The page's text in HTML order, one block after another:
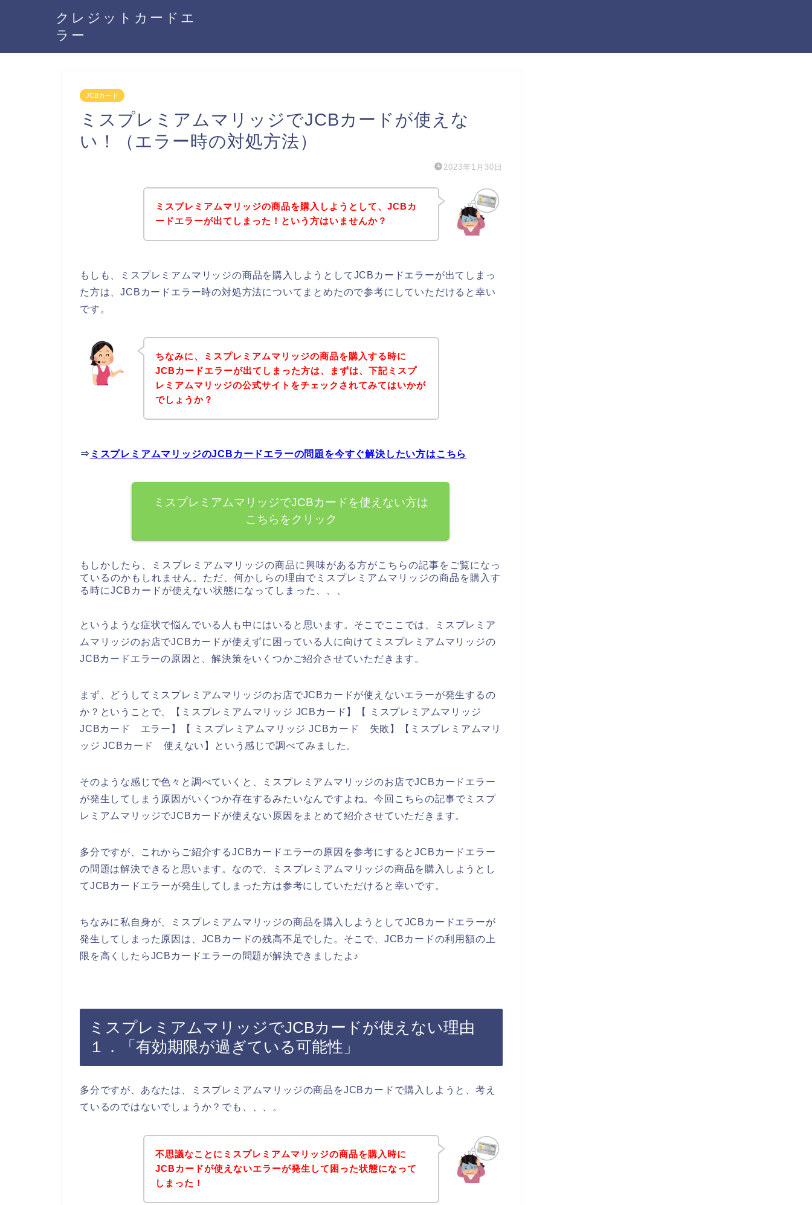
クレジットカードエ
ラー
JCBカード
ミスプレミアムマリッジでJCBカードが使えな
い！（エラー時の対処方法）
2023年1月30日
ミスプレミアムマリッジの商品を購入しようとして、JCBカ
ードエラーが出てしまった！という方はいませんか？
もしも、ミスプレミアムマリッジの商品を購入しようとしてJCBカードエラーが出てしまっ
た方は、JCBカードエラー時の対処方法についてまとめたので参考にしていただけると幸い
です。
ちなみに、ミスプレミアムマリッジの商品を購入する時に
JCBカードエラーが出てしまった方は、まずは、下記ミスプ
レミアムマリッジの公式サイトをチェックされてみてはいかが
でしょうか？
⇒ ミスプレミアムマリッジのJCBカードエラーの問題を今すぐ解決したい方はこちら
ミスプレミアムマリッジでJCBカードを使えない方は
こちらをクリック
もしかしたら、ミスプレミアムマリッジの商品に興味がある方がこちらの記事をご覧になっ
ているのかもしれません。ただ、何かしらの理由でミスプレミアムマリッジの商品を購入す
る時にJCBカードが使えない状態になってしまった、、、
というような症状で悩んでいる人も中にはいると思います。そこでここでは、ミスプレミア
ムマリッジのお店でJCBカードが使えずに困っている人に向けてミスプレミアムマリッジの
JCBカードエラーの原因と、解決策をいくつかご紹介させていただきます。
まず、どうしてミスプレミアムマリッジのお店でJCBカードが使えないエラーが発生するの
か？ということで、【ミスプレミアムマリッジ JCBカード】【 ミスプレミアムマリッジ
JCBカード エラー】【 ミスプレミアムマリッジ JCBカード 失敗】【ミスプレミアムマリ
ッジ JCBカード 使えない】という感じで調べてみました。
そのような感じで色々と調べていくと、ミスプレミアムマリッジのお店でJCBカードエラー
が発生してしまう原因がいくつか存在するみたいなんですよね。今回こちらの記事でミスプ
レミアムマリッジでJCBカードが使えない原因をまとめて紹介させていただきます。
多分ですが、これからご紹介するJCBカードエラーの原因を参考にするとJCBカードエラー
の問題は解決できると思います。なので、ミスプレミアムマリッジの商品を購入しようとし
てJCBカードエラーが発生してしまった方は参考にしていただけると幸いです。
ちなみに私自身が、ミスプレミアムマリッジの商品を購入しようとしてJCBカードエラーが
発生してしまった原因は、JCBカードの残高不足でした。そこで、JCBカードの利用額の上
限を高くしたらJCBカードエラーの問題が解決できましたよ♪
ミスプレミアムマリッジでJCBカードが使えない理由
１．「有効期限が過ぎている可能性」
多分ですが、あなたは、ミスプレミアムマリッジの商品をJCBカードで購入しようと、考え
ているのではないでしょうか？でも、、、。
不思議なことにミスプレミアムマリッジの商品を購入時に
JCBカードが使えないエラーが発生して困った状態になって
しまった！